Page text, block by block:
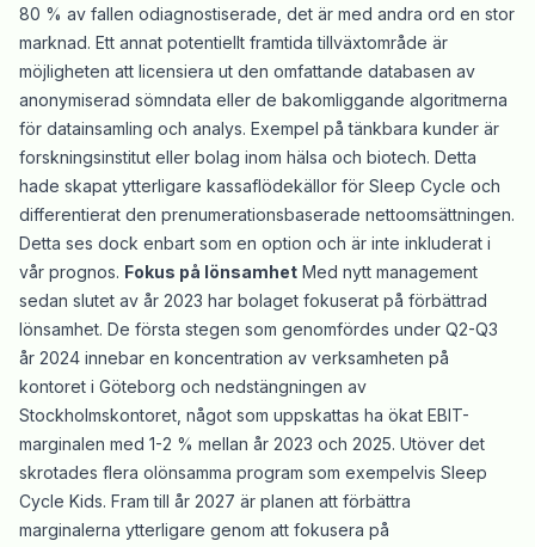
80 % av fallen odiagnostiserade, det är med andra ord en stor
marknad. Ett annat potentiellt framtida tillväxtområde är
möjligheten att licensiera ut den omfattande databasen av
anonymiserad sömndata eller de bakomliggande algoritmerna
för datainsamling och analys. Exempel på tänkbara kunder är
forskningsinstitut eller bolag inom hälsa och biotech. Detta
hade skapat ytterligare kassaflödekällor för Sleep Cycle och
differentierat den prenumerationsbaserade nettoomsättningen.
Detta ses dock enbart som en option och är inte inkluderat i
vår prognos. Fokus på lönsamhet Med nytt management
sedan slutet av år 2023 har bolaget fokuserat på förbättrad
lönsamhet. De första stegen som genomfördes under Q2-Q3
år 2024 innebar en koncentration av verksamheten på
kontoret i Göteborg och nedstängningen av
Stockholmskontoret, något som uppskattas ha ökat EBIT-
marginalen med 1-2 % mellan år 2023 och 2025. Utöver det
skrotades flera olönsamma program som exempelvis Sleep
Cycle Kids. Fram till år 2027 är planen att förbättra
marginalerna ytterligare genom att fokusera på